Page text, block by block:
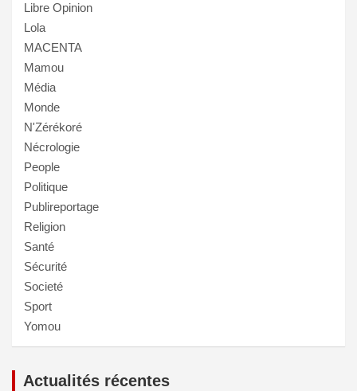
Libre Opinion
Lola
MACENTA
Mamou
Média
Monde
N'Zérékoré
Nécrologie
People
Politique
Publireportage
Religion
Santé
Sécurité
Societé
Sport
Yomou
Actualités récentes